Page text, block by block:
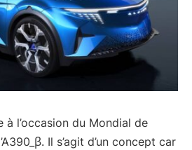
à l’occasion du Mondial de
Il s’agit d’un concept car